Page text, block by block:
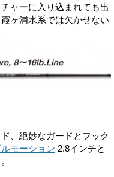
ャーに入り込まれても出
ヶ浦水系では欠かせない
、絶妙なガードとフック
ルモーション 2.8インチと